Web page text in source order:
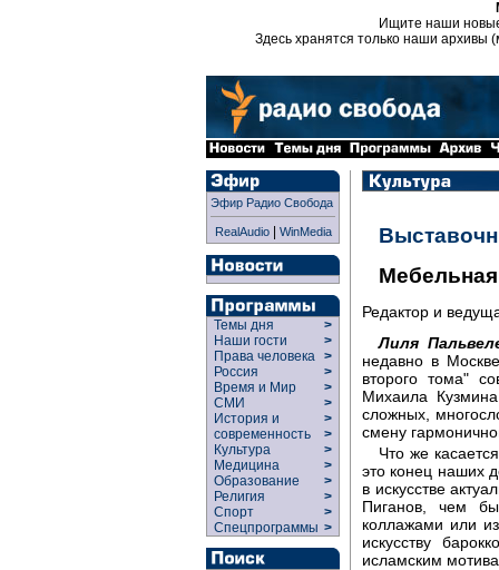
Ищите наши
Здесь хранятся только наши архивы
Эфир Радио Свобода
RealAudio| WinMedia
Темы дня
>
Наши гости
>
Права человека >
Россия
>
Время и Мир
>
СМИ
>
История и
современность
>
>
Культура
>
Медицина
>
Образование
>
Религия
>
Спорт
>
Спецпрограммы >
Редактор и
Лиля
недавно в
второго тома"
Михаила
сложных,
смену
Что же
это конец наших
в искусстве
Пиганов, чем
коллажами или
искусству
исламским